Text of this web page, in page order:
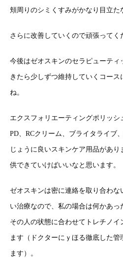
頬周りのシミくすみがかなり目立た
さらに改善していくので頑張ってく
今後はゼオスキンのセラピューティ
きたら少しずつ維持していくコー
ね。
エクスフォリエーティングポリッ
PD、RCクリーム、ブライタライブ
じょうに良いスキンケア用品があ
供できていけばいいなと思います。
ゼオスキンは密に連絡を取り合わ
い治療なので、私の場合は何かあっ
その人の状態に合わせてトレチノ
ます（ドクターにｙほる徹底した管
ます）。